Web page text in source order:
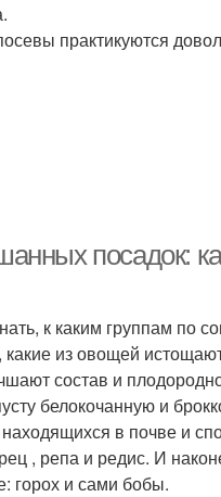
практикуются
посадок:
к каким группам по
из овощей
состав и
белокочанную и
в почве и
, репа и редис. И
горох и сами бобы.